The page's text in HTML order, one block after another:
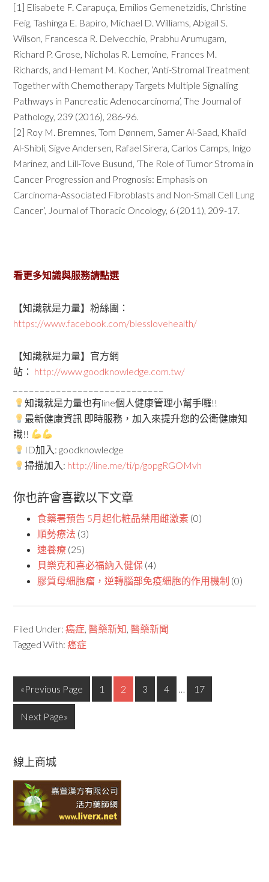
[1] Elisabete F. Carapuça, Emilios Gemenetzidis, Christine
Feig, Tashinga E. Bapiro, Michael D. Williams, Abigail S.
Wilson, Francesca R. Delvecchio, Prabhu Arumugam,
Richard P. Grose, Nicholas R. Lemoine, Frances M.
Richards, and Hemant M. Kocher, ‘Anti-Stromal Treatment
Together with Chemotherapy Targets Multiple Signalling
Pathways in Pancreatic Adenocarcinoma’, The Journal of
Pathology, 239 (2016), 286-96.
[2] Roy M. Bremnes, Tom Dønnem, Samer Al-Saad, Khalid
Al-Shibli, Sigve Andersen, Rafael Sirera, Carlos Camps, Inigo
Marinez, and Lill-Tove Busund, ‘The Role of Tumor Stroma in
Cancer Progression and Prognosis: Emphasis on
Carcinoma-Associated Fibroblasts and Non-Small Cell Lung
Cancer’, Journal of Thoracic Oncology, 6 (2011), 209-17.
看更多知識與服務請點選
【知識就是力量】粉絲團：
https://www.facebook.com/blesslovehealth/
【知識就是力量】官方網
站： http://www.goodknowledge.com.tw/
知識就是力量也有line個人健康管理小幫手囉!!
最新健康資訊 即時服務，加入來提升您的公衛健康知
識!!
ID加入: goodknowledge
掃描加入: http://line.me/ti/p/gopgRGOMvh
你也許會喜歡以下文章
食藥署預告 5月起化粧品禁用雌激素 (0)
順勢療法 (3)
速養療 (25)
貝樂克和喜必福納入健保 (4)
膠質母細胞瘤，逆轉腦部免疫細胞的作用機制 (0)
Filed Under:癌症,醫藥新知,醫藥新聞
Tagged With:癌症
«Previous Page 1 2 3 4 … 17
Next Page»
線上商城